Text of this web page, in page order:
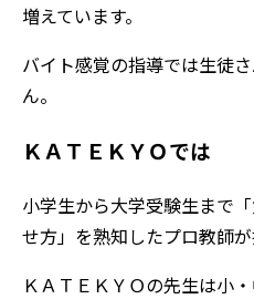
増えています。
バイト感覚の指導では生徒
ん。
ＫＡＴＥＫＹＯでは
小学生から大学受験生まで
せ方」を熟知したプロ教師が
ＫＡＴＥＫＹＯの先生は小